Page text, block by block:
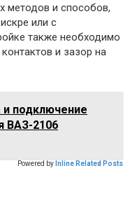
методов и способов,
или с
также необходимо
и зазор на
и подключение
ВАЗ-2106
Powered by Inline Related Posts